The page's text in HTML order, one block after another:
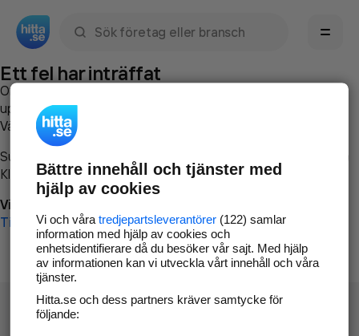
Ett fel har inträffat
Om du vill kan du
uppstod så att vi lättare och snabbare kan avhjälpa det.
Vänligen försök med följande:
Surfa till
Klicka påTillbaka-knappen i webbläsaren och försök igen
Vi beklagar besväret!
Till startsidan
Bättre innehåll och tjänster med
hjälp av cookies
Vi och våra tredjepartsleverantörer(122) samlar
information med hjälp av cookies och
enhetsidentifierare då du besöker vår sajt. Med hjälp
av informationen kan vi utveckla vårt innehåll och våra
tjänster.
Hitta.se och dess partners kräver samtycke för
följande: